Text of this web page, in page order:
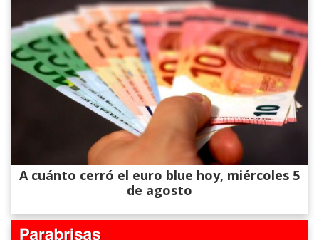
A cuánto cerró el euro blue hoy, miércoles 5
de agosto